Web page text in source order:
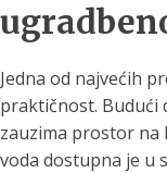
Jedna od najvećih
praktičnost. Budući
zauzima prostor
voda dostupna je u